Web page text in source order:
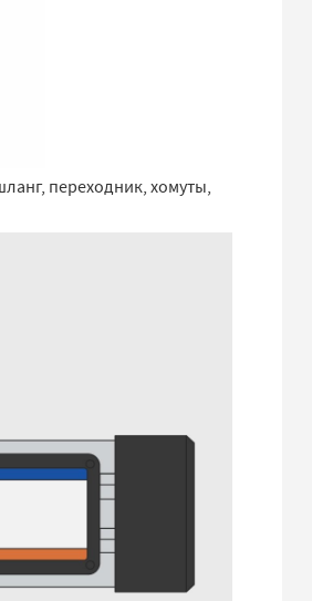
переходник, хомуты,